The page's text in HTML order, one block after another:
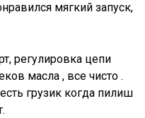
мягкий запуск,
регулировка цепи
масла , все чисто .
грузик когда пилиш